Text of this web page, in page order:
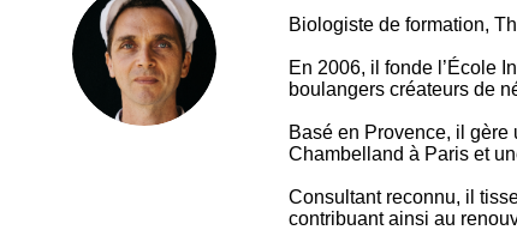
TT
Biologiste de formation,
En 2006, il fonde l’École
boulangers créateurs de
Basé en Provence, il
Chambelland à Paris et
Consultant reconnu, il
contribuant ainsi au